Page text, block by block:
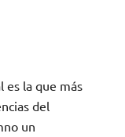
es la que más
del
un